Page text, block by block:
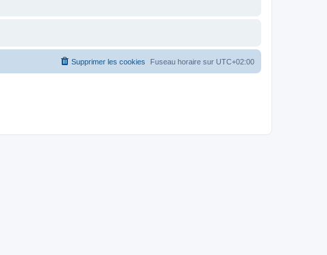
Fuseau horaire sur UTC+02:00
Supprimer les cookies